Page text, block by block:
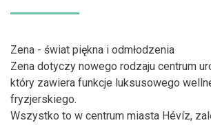
Zena - świat piękna i odmłodzenia
Zena dotyczy nowego rodzaju centrum
który zawiera funkcje luksusowego
fryzjerskiego.
Wszystko to w centrum miasta Hévíz,